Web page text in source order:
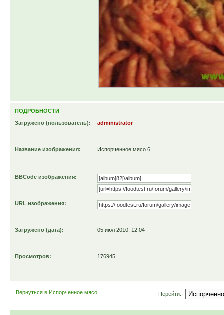
ПОДРОБНОСТИ
Загружено (пользователь): administrator
Название изображения: Испорченное мясо 6
BBCode изображения:
URL изображения:
Загружено (дата): 05 июл 2010, 12:04
Просмотров: 176945
Вернуться в Испорченное мясо Перейти: